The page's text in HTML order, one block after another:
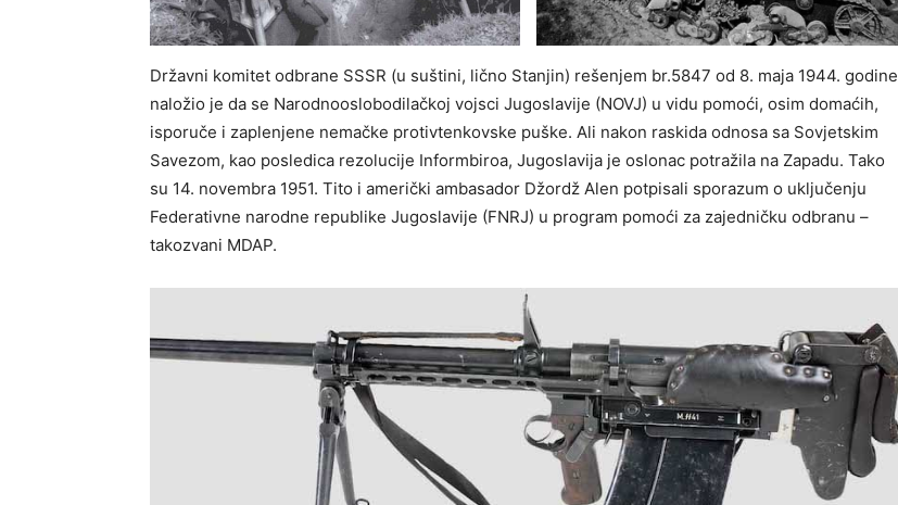
Državni komitet odbrane SSSR (u suštini, lično Stanjin) rešenjem br.5847 od 8. maja 1944. godine
naložio je da se Narodnooslobodilačkoj vojsci Jugoslavije (NOVJ) u vidu pomoći, osim domaćih,
isporuče i zaplenjene nemačke protivtenkovske puške. Ali nakon raskida odnosa sa Sovjetskim
Savezom, kao posledica rezolucije Informbiroa, Jugoslavija je oslonac potražila na Zapadu. Tako
su 14. novembra 1951. Tito i američki ambasador Džordž Alen potpisali sporazum o uključenju
Federativne narodne republike Jugoslavije (FNRJ) u program pomoći za zajedničku odbranu –
takozvani MDAP.